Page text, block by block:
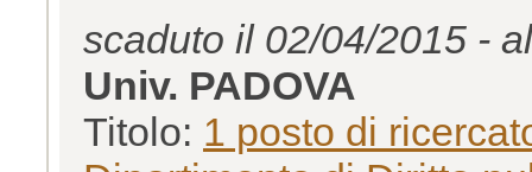
scaduto il 02/04/2015 -
Univ. PADOVA
Titolo: 1 posto di